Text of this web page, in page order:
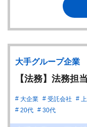
大手グループ企業
【法務】法務担
大企業 受託会社
20代
30代